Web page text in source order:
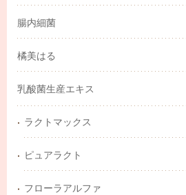
腸内細菌
橘美はる
乳酸菌生産エキス
ラクトマックス
ピュアラクト
フローラアルファ